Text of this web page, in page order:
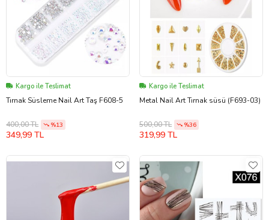
Kargo ile Teslimat
Tırnak Süsleme Nail Art Taş F608-5
400,00 TL %13
349,99 TL
Kargo ile Teslimat
Metal Nail Art Tırnak süsü (F693-03)
500,00 TL %36
319,99 TL